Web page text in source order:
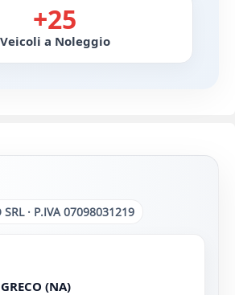
+25
Veicoli a Noleggio
SRL · P.IVA 07098031219
(NA)